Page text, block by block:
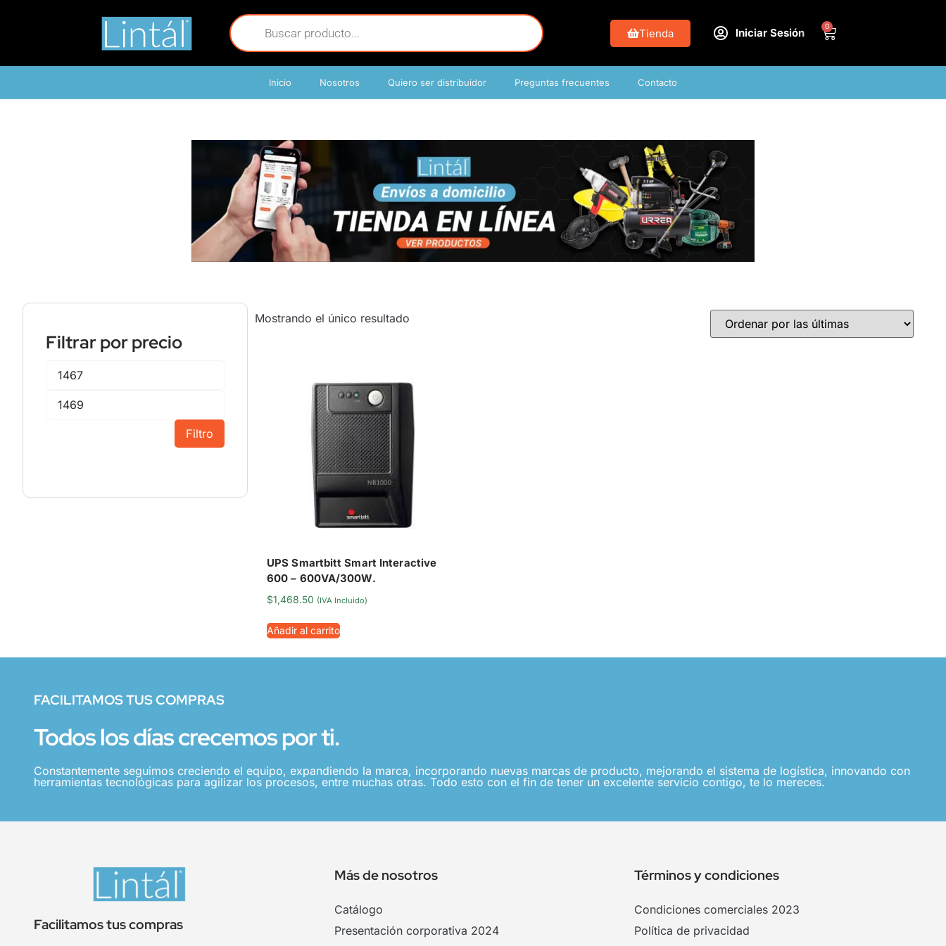
Tienda Iniciar Sesión
0
Inicio Nosotros Quiero ser distribuidor Preguntas frecuentes Contacto
Filtrar por precio
Filtro
Mostrando el único resultado
UPS Smartbitt Smart Interactive
600 – 600VA/300W.
$1,468.50 (IVA Incluido)
Añadir al carrito
FACILITAMOS TUS COMPRAS
Todos los días crecemos por ti.
Constantemente seguimos creciendo el equipo, expandiendo la marca, incorporando nuevas marcas de producto, mejorando el sistema de logística, innovando con
herramientas tecnológicas para agilizar los procesos, entre muchas otras. Todo esto con el fin de tener un excelente servicio contigo, te lo mereces.
Facilitamos tus compras
Más de nosotros
Catálogo
Presentación corporativa 2024
Términos y condiciones
Condiciones comerciales 2023
Política de privacidad